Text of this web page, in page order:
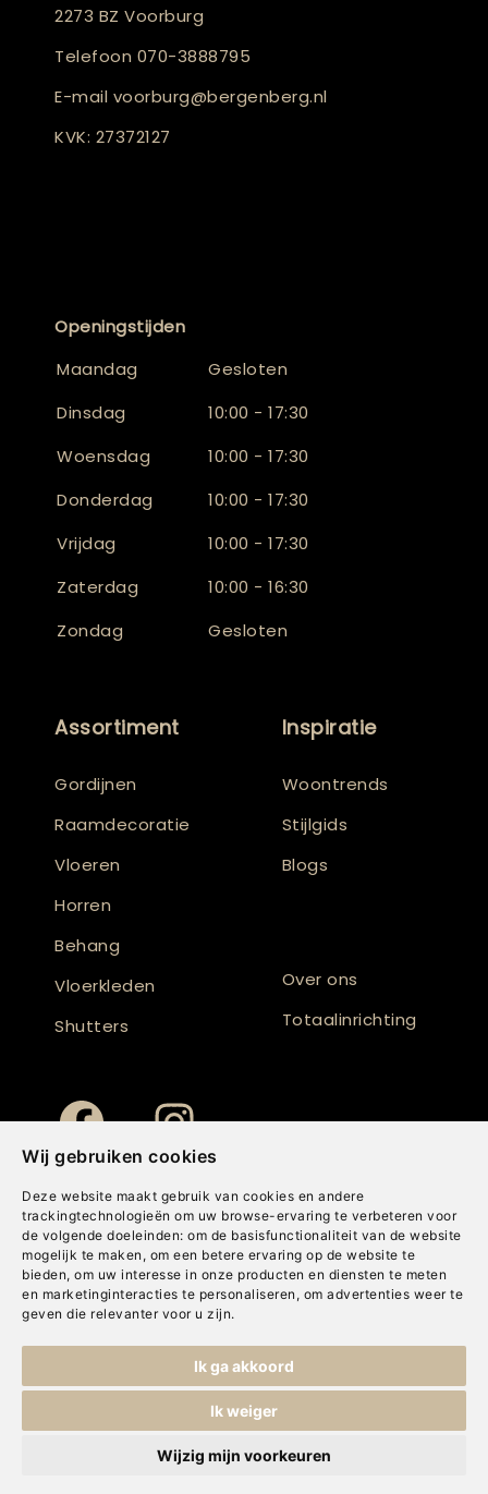
Wij gebruiken cookies
Deze website maakt gebruik van cookies en andere
trackingtechnologieën om uw browse-ervaring te verbeteren voor
de volgende doeleinden: om de basisfunctionaliteit van de website
mogelijk te maken , om een betere ervaring op de website te
bieden, om uw interesse in onze producten en diensten te meten
en marketinginteracties te personaliseren , om advertenties weer te
geven die relevanter voor u zijn.
Ik ga akkoord
Ik weiger
Wijzig mijn voorkeuren
2273 BZ Voorburg
Telefoon 070-3888795
E-mail voorburg@bergenberg.nl
KVK: 27372127
Openingstijden
Maandag
Gesloten
Dinsdag
10:00 - 17:30
Woensdag
10:00 - 17:30
Donderdag
10:00 - 17:30
Vrijdag
10:00 - 17:30
Zaterdag
10:00 - 16:30
Zondag
Gesloten
Assortiment
Gordijnen
Raamdecoratie
Vloeren
Horren
Behang
Vloerkleden
Shutters
Inspiratie
Woontrends
Stijlgids
Blogs
Over ons
Totaalinrichting
Cookies